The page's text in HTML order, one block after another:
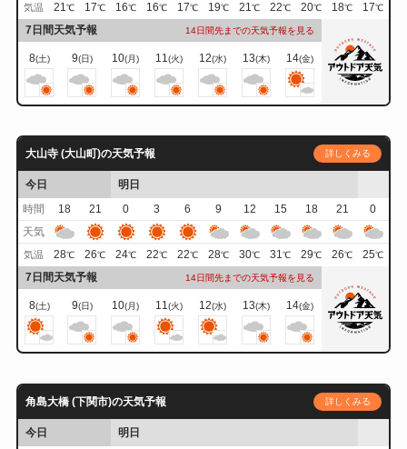
気温 21℃ 17℃ 16℃ 16℃ 17℃ 19℃ 21℃ 22℃ 20℃ 18℃ 17℃
7日間天気予報 14日間先までの天気予報を見る
8(土) 9(日) 10(月) 11(火) 12(水) 13(木) 14(金)
大山寺 (大山町)の天気予報 詳しくみる
今日
明日
時間
18 21 0 3 6 9 12 15 18 21
0
天気
気温 28℃ 26℃ 24℃ 22℃ 22℃ 28℃ 30℃ 31℃ 29℃ 26℃ 25℃
7日間天気予報 14日間先までの天気予報を見る
8(土) 9(日) 10(月) 11(火) 12(水) 13(木) 14(金)
角島大橋 (下関市)の天気予報 詳しくみる
今日
明日